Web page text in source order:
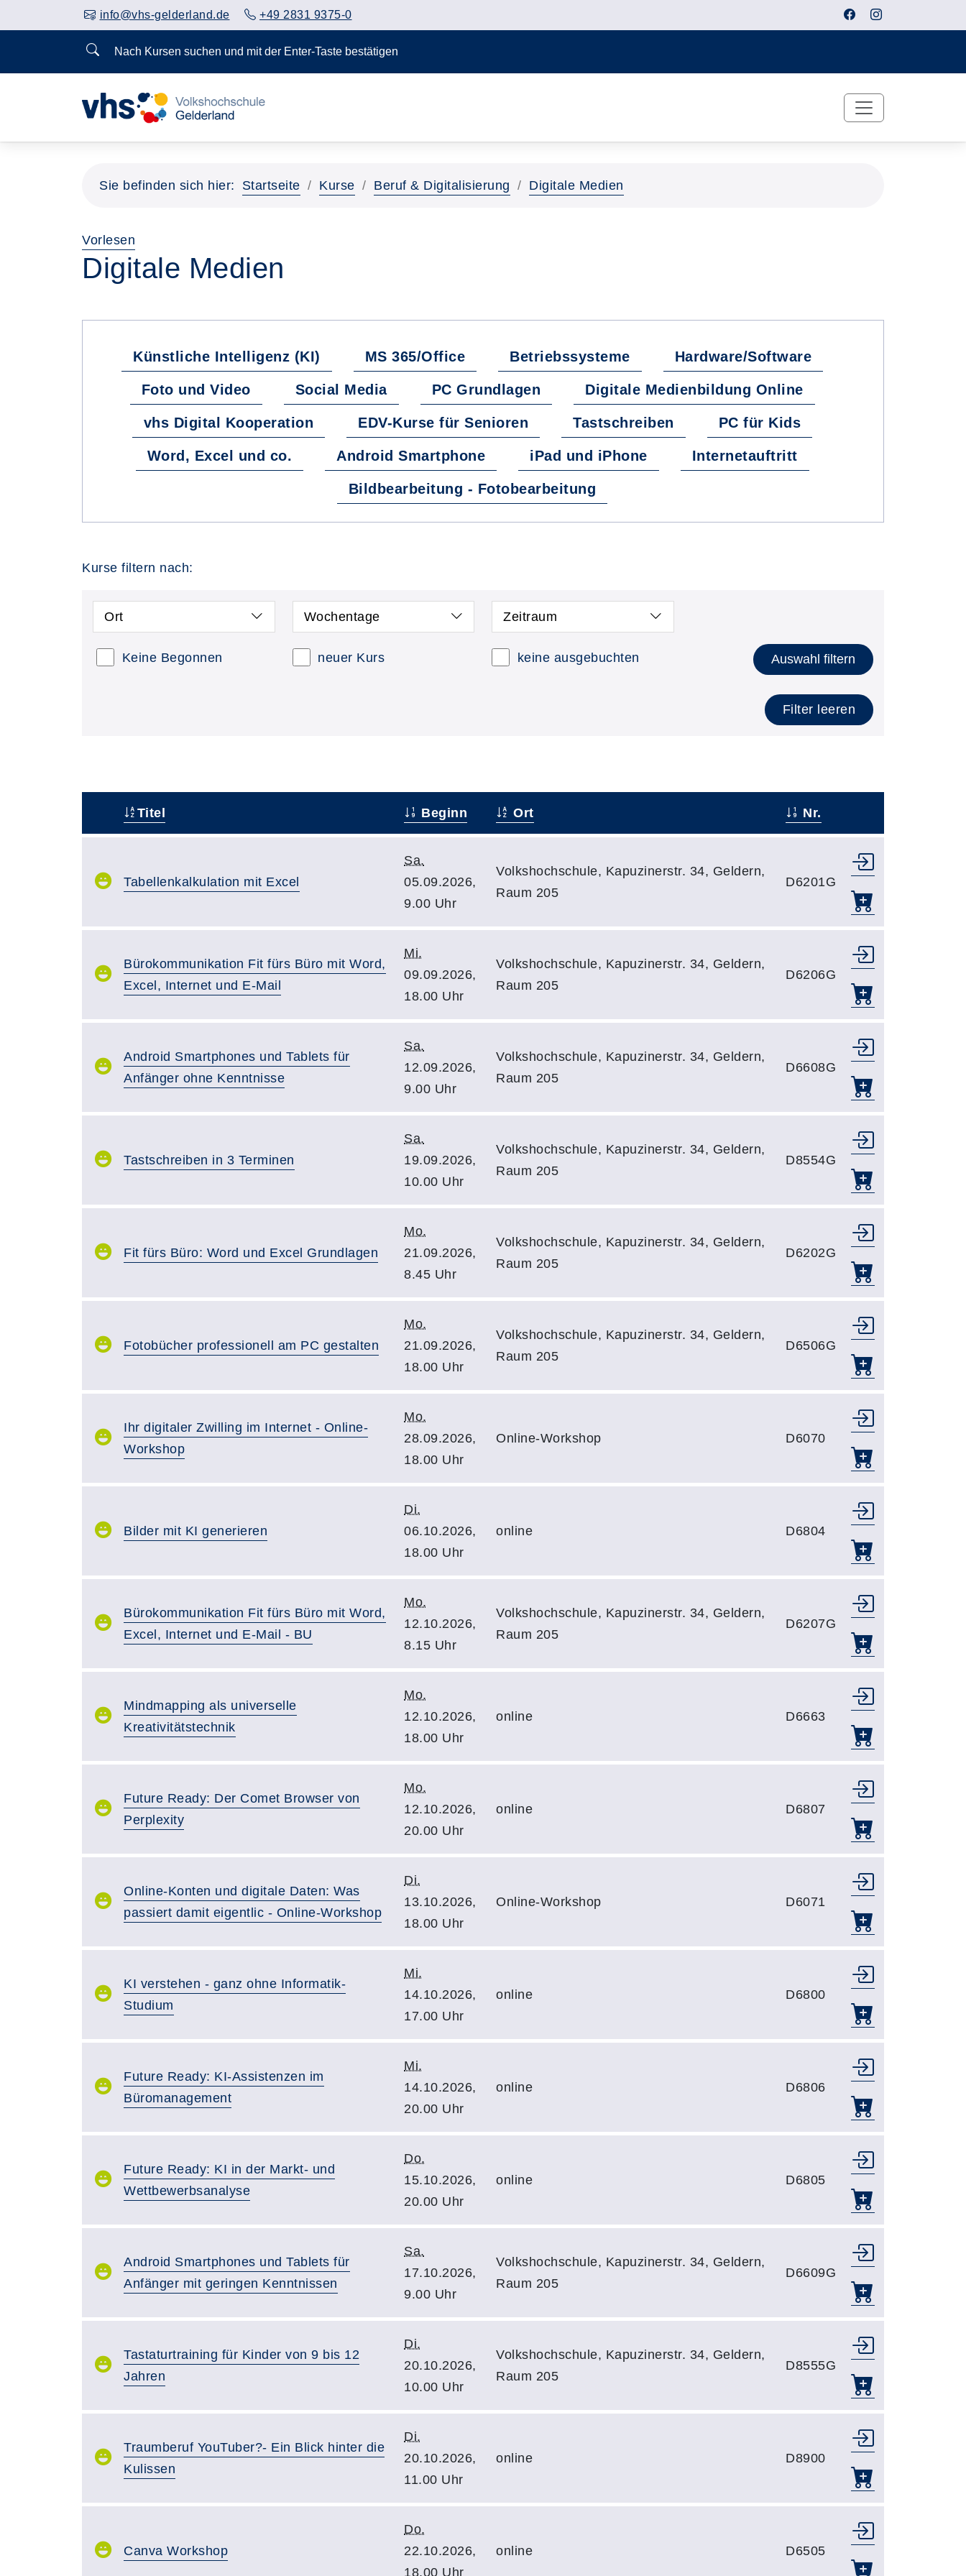
info@vhs-gelderland.de +49 2831 9375-0
Nach Kursen suchen und mit der Enter-Taste bestätigen
Sie befinden sich hier: Startseite Kurse Beruf & Digitalisierung Digitale Medien
Vorlesen
Digitale Medien
Künstliche Intelligenz (KI) MS 365/Office Betriebssysteme Hardware/Software
Foto und Video Social Media PC Grundlagen Digitale Medienbildung Online
vhs Digital Kooperation EDV-Kurse für Senioren Tastschreiben PC für Kids
Word, Excel und co. Android Smartphone iPad und iPhone Internetauftritt
Bildbearbeitung - Fotobearbeitung
Kurse filtern nach:
Ort Wochentage Zeitraum
Keine Begonnen neuer Kurs keine ausgebuchten Auswahl filtern
Filter leeren
Titel Beginn Ort Nr.
Tabellenkalkulation mit Excel
Sa.
05.09.2026,
9.00 Uhr
Volkshochschule, Kapuzinerstr. 34, Geldern,
Raum 205
D6201G
Bürokommunikation Fit fürs Büro mit Word,
Excel, Internet und E-Mail
Mi.
09.09.2026,
18.00 Uhr
Volkshochschule, Kapuzinerstr. 34, Geldern,
Raum 205
D6206G
Android Smartphones und Tablets für
Anfänger ohne Kenntnisse
Sa.
12.09.2026,
9.00 Uhr
Volkshochschule, Kapuzinerstr. 34, Geldern,
Raum 205
D6608G
Tastschreiben in 3 Terminen
Sa.
19.09.2026,
10.00 Uhr
Volkshochschule, Kapuzinerstr. 34, Geldern,
Raum 205
D8554G
Fit fürs Büro: Word und Excel Grundlagen
Mo.
21.09.2026,
8.45 Uhr
Volkshochschule, Kapuzinerstr. 34, Geldern,
Raum 205
D6202G
Fotobücher professionell am PC gestalten
Mo.
21.09.2026,
18.00 Uhr
Volkshochschule, Kapuzinerstr. 34, Geldern,
Raum 205
D6506G
Ihr digitaler Zwilling im Internet - Online-
Workshop
Mo.
28.09.2026,
18.00 Uhr
Online-Workshop D6070
Bilder mit KI generieren
Di.
06.10.2026,
18.00 Uhr
online D6804
Bürokommunikation Fit fürs Büro mit Word,
Excel, Internet und E-Mail - BU
Mo.
12.10.2026,
8.15 Uhr
Volkshochschule, Kapuzinerstr. 34, Geldern,
Raum 205
D6207G
Mindmapping als universelle
Kreativitätstechnik
Mo.
12.10.2026,
18.00 Uhr
online D6663
Future Ready: Der Comet Browser von
Perplexity
Mo.
12.10.2026,
20.00 Uhr
online D6807
Online-Konten und digitale Daten: Was
passiert damit eigentlic - Online-Workshop
Di.
13.10.2026,
18.00 Uhr
Online-Workshop D6071
KI verstehen - ganz ohne Informatik-
Studium
Mi.
14.10.2026,
17.00 Uhr
online D6800
Future Ready: KI-Assistenzen im
Büromanagement
Mi.
14.10.2026,
20.00 Uhr
online D6806
Future Ready: KI in der Markt- und
Wettbewerbsanalyse
Do.
15.10.2026,
20.00 Uhr
online D6805
Android Smartphones und Tablets für
Anfänger mit geringen Kenntnissen
Sa.
17.10.2026,
9.00 Uhr
Volkshochschule, Kapuzinerstr. 34, Geldern,
Raum 205
D6609G
Tastaturtraining für Kinder von 9 bis 12
Jahren
Di.
20.10.2026,
10.00 Uhr
Volkshochschule, Kapuzinerstr. 34, Geldern,
Raum 205
D8555G
Traumberuf YouTuber?- Ein Blick hinter die
Kulissen
Di.
20.10.2026,
11.00 Uhr
online D8900
Canva Workshop
Do.
22.10.2026,
18.00 Uhr
online D6505